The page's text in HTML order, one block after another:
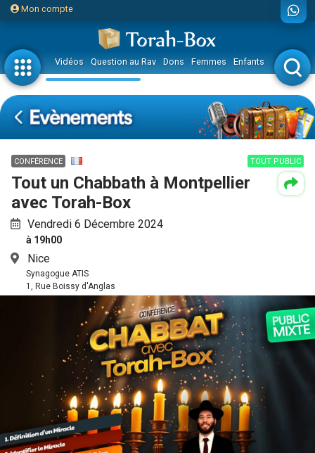
Mon compte
Vidéos Question au Rav Dons Femmes Enfants Etude sur
CONFÉRENCE TOUT PUBLIC
Tout un Chabbath à Montpellier
avec Torah-Box
Vendredi 6 Décembre 2024
à 19h00
Nice
Synagogue ATIS
1, Rue Boissy d'Anglas